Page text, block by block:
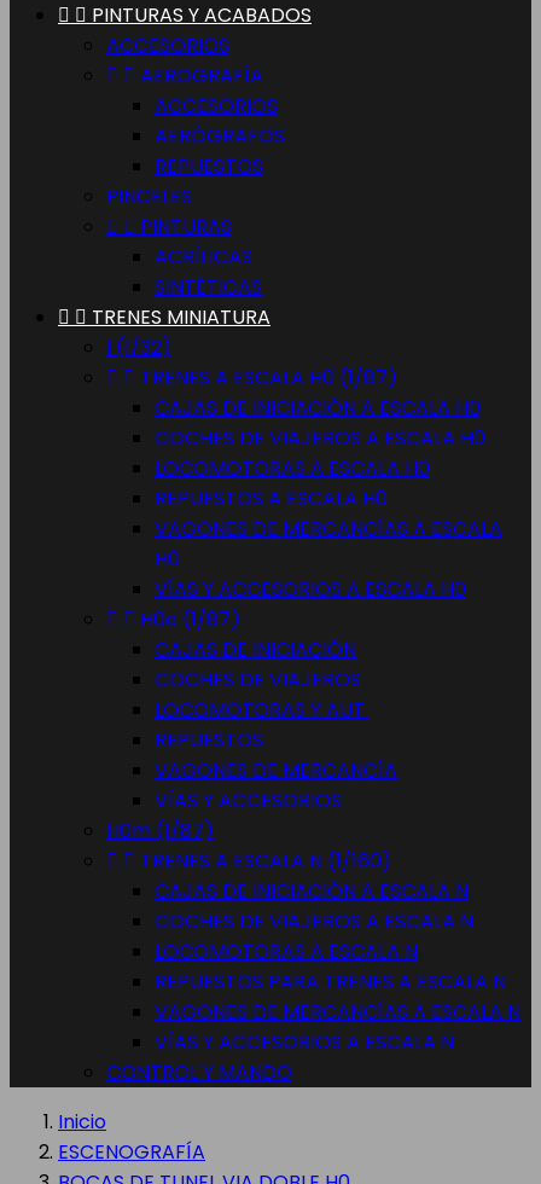
  PINTURAS Y ACABADOS
ACCESORIOS
  AEROGRAFÍA
ACCESORIOS
AERÓGRAFOS
REPUESTOS
PINCELES
  PINTURAS
ACRÍLICAS
SINTÉTICAS
  TRENES MINIATURA
I (1/32)
  TRENES A ESCALA H0 (1/87)
CAJAS DE INICIACIÓN A ESCALA H0
COCHES DE VIAJEROS A ESCALA H0
LOCOMOTORAS A ESCALA H0
REPUESTOS A ESCALA H0
VAGONES DE MERCANCÍAS A ESCALA
H0
VÍAS Y ACCESORIOS A ESCALA H0
  H0e (1/87)
CAJAS DE INICIACIÓN
COCHES DE VIAJEROS
LOCOMOTORAS Y AUT.
REPUESTOS
VAGONES DE MERCANCÍA
VÍAS Y ACCESORIOS
H0m (1/87)
  TRENES A ESCALA N (1/160)
CAJAS DE INICIACIÓN A ESCALA N
COCHES DE VIAJEROS A ESCALA N
LOCOMOTORAS A ESCALA N
REPUESTOS PARA TRENES A ESCALA N
VAGONES DE MERCANCÍAS A ESCALA N
VÍAS Y ACCESORIOS A ESCALA N
CONTROL Y MANDO
Inicio
ESCENOGRAFÍA